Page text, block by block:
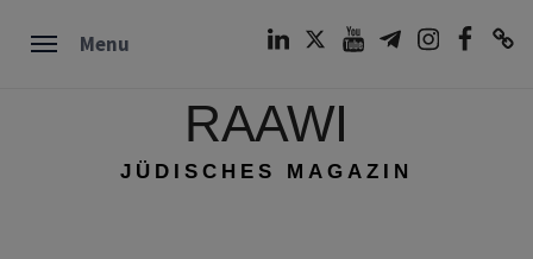
Menu
RAAWI
JÜDISCHES MAGAZIN